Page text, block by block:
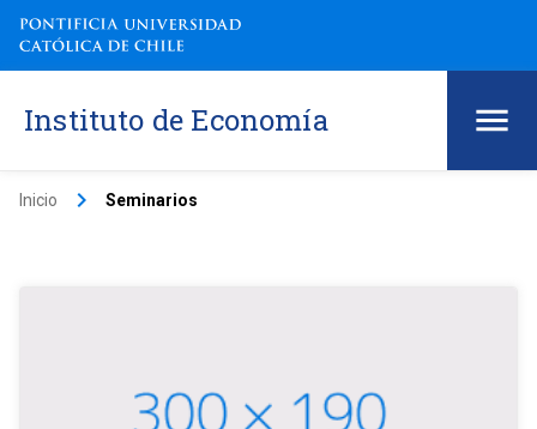
Instituto de Economía
Inicio keyboard_arrow_right Seminarios